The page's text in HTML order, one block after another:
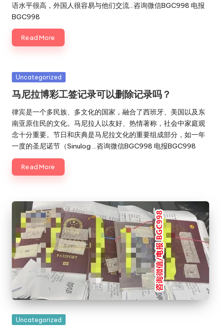
语水平很高，外国人很容易与他们交流…咨询微信BGC998 电报
BGC998
Read More
Posted
Uncategorized
马尼拉博彩工签记录可以删除记录吗？
律宾是一个多民族、多文化的国家，融合了西班牙、美国以及东
南亚原住民的文化。马尼拉人以友好、热情著称，社会中家庭观
念十分重要。节日和庆典是马尼拉文化的重要组成部分，如一年
一度的圣尼诺节（Sinulog …咨询微信BGC998 电报BGC998
Read More
Posted
Uncategorized